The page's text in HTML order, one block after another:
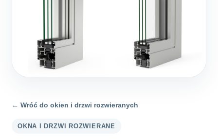
← Wróć do okien i drzwi rozwieranych
OKNA I DRZWI ROZWIERANE